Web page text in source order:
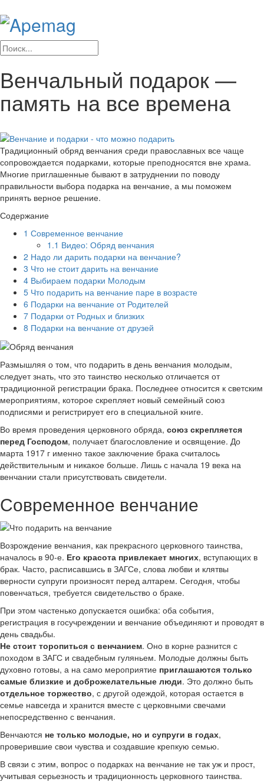
Венчальный подарок —
память на все времена
Традиционный обряд венчания среди православных все чаще
сопровождается подарками, которые преподносятся вне храма.
Многие приглашенные бывают в затруднении по поводу
правильности выбора подарка на венчание, а мы поможем
принять верное решение.
Содержание
1 Современное венчание
1.1 Видео: Обряд венчания
2 Надо ли дарить подарки на венчание?
3 Что не стоит дарить на венчание
4 Выбираем подарки Молодым
5 Что подарить на венчание паре в возрасте
6 Подарки на венчание от Родителей
7 Подарки от Родных и близких
8 Подарки на венчание от друзей
Размышляя о том, что подарить в день венчания молодым,
следует знать, что это таинство несколько отличается от
традиционной регистрации брака. Последнее относится к светским
мероприятиям, которое скрепляет новый семейный союз
подписями и регистрирует его в специальной книге.
Во время проведения церковного обряда, союз скрепляется
перед Господом, получает благословление и освящение. До
марта 1917 г именно такое заключение брака считалось
действительным и никакое больше. Лишь с начала 19 века на
венчании стали присутствовать свидетели.
Современное венчание
Возрождение венчания, как прекрасного церковного таинства,
началось в 90-е. Его красота привлекает многих, вступающих в
брак. Часто, расписавшись в ЗАГСе, слова любви и клятвы
верности супруги произносят перед алтарем. Сегодня, чтобы
повенчаться, требуется свидетельство о браке.
При этом частенько допускается ошибка: оба события,
регистрация в госучреждении и венчание объединяют и проводят в
день свадьбы.
Не стоит торопиться с венчанием. Оно в корне разнится с
походом в ЗАГС и свадебным гуляньем. Молодые должны быть
духовно готовы, а на само мероприятие приглашаются только
самые близкие и доброжелательные люди. Это должно быть
отдельное торжество, с другой одеждой, которая остается в
семье навсегда и хранится вместе с церковными свечами
непосредственно с венчания.
Венчаются не только молодые, но и супруги в годах,
проверившие свои чувства и создавшие крепкую семью.
В связи с этим, вопрос о подарках на венчание не так уж и прост,
учитывая серьезность и традиционность церковного таинства.